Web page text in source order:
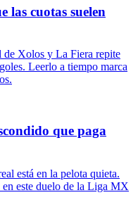
las cuotas suelen
de Xolos y La Fiera repite
Leerlo a tiempo marca
que paga
está en la pelota quieta.
este duelo de la Liga MX